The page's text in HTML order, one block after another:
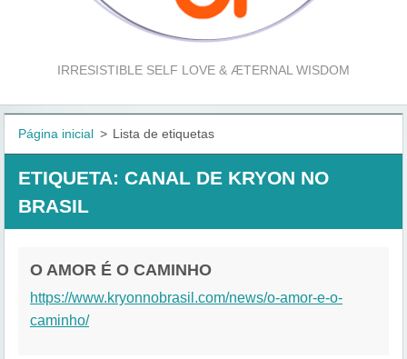
IRRESISTIBLE SELF LOVE & ÆTERNAL WISDOM
Página inicial > Lista de etiquetas
ETIQUETA: CANAL DE KRYON NO
BRASIL
O AMOR É O CAMINHO
https://www.kryonnobrasil.com/news/o-amor-e-o-
caminho/